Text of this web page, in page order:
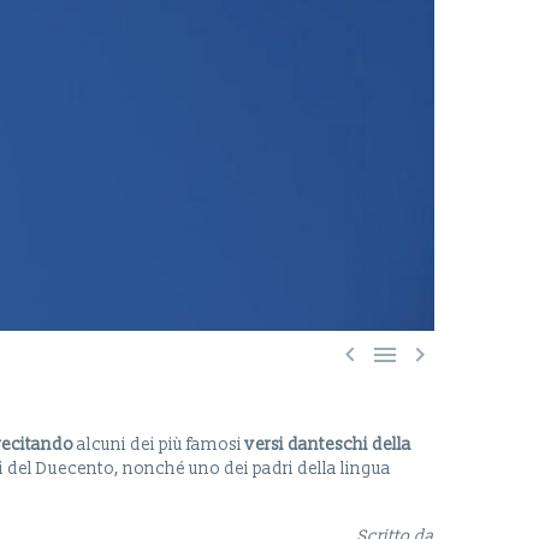
  
alcuni dei più famosiversi danteschi della
Duecento, nonché uno dei padri della lingua